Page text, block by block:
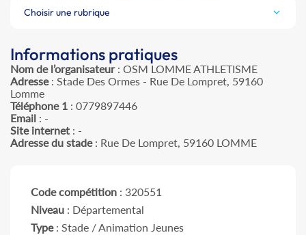
Choisir une rubrique
Informations pratiques
Nom de l’organisateur: OSM LOMME ATHLETISME
Adresse: Stade Des Ormes - Rue De Lompret, 59160
Lomme
Téléphone 1 : 0779897446
Email : -
Site internet : -
Adresse du stade: Rue De Lompret, 59160 LOMME
Code compétition : 320551
Niveau : Départemental
Type: Stade / Animation Jeunes